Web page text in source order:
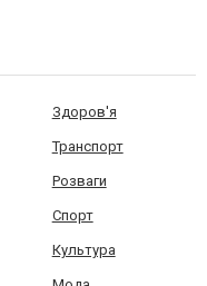
Здоров'я
Транспорт
Розваги
Спорт
Культура